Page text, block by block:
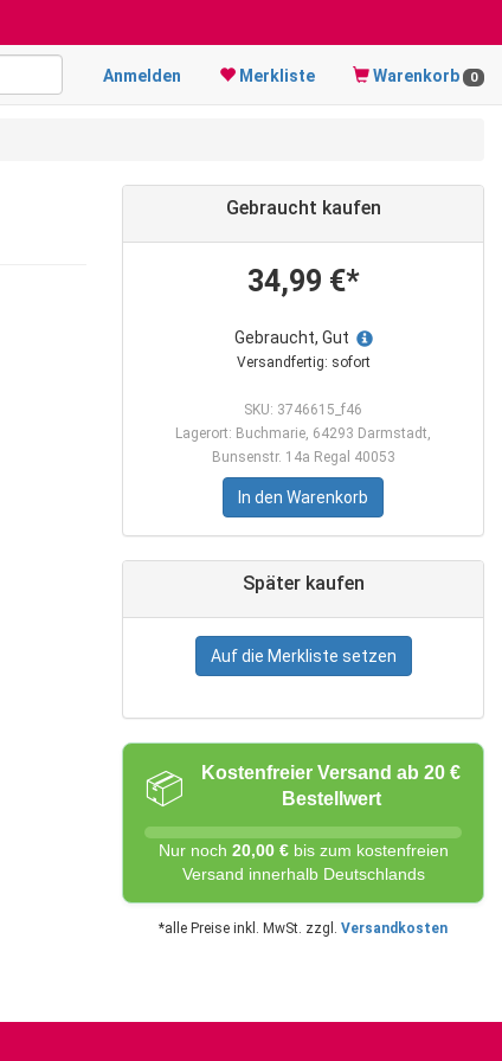
Anmelden Merkliste Warenkorb 0
Gebraucht kaufen
34,99 €*
Gebraucht, Gut
Versandfertig: sofort
SKU: 3746615_f46
Lagerort: Buchmarie, 64293 Darmstadt,
Bunsenstr. 14a Regal 40053
In den Warenkorb
Später kaufen
Auf die Merkliste setzen
📦
Kostenfreier Versand ab 20 €
Bestellwert
Nur noch 20,00 €bis zum kostenfreien
Versand innerhalb Deutschlands
*alle Preise inkl. MwSt. zzgl. Versandkosten